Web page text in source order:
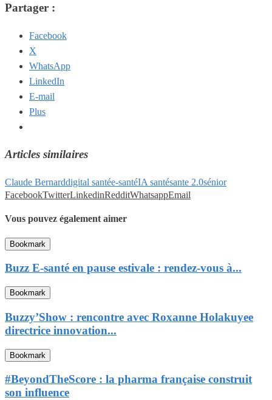
Partager :
Facebook
X
WhatsApp
LinkedIn
E-mail
Plus
Articles similaires
Claude Bernarddigital santée-santéIA santésante 2.0sénior
FacebookTwitterLinkedinRedditWhatsappEmail
Vous pouvez également aimer
Bookmark
Buzz E-santé en pause estivale : rendez-vous à...
Bookmark
Buzzy’Show : rencontre avec Roxanne Holakuyee
directrice innovation...
Bookmark
#BeyondTheScore : la pharma française construit
son influence